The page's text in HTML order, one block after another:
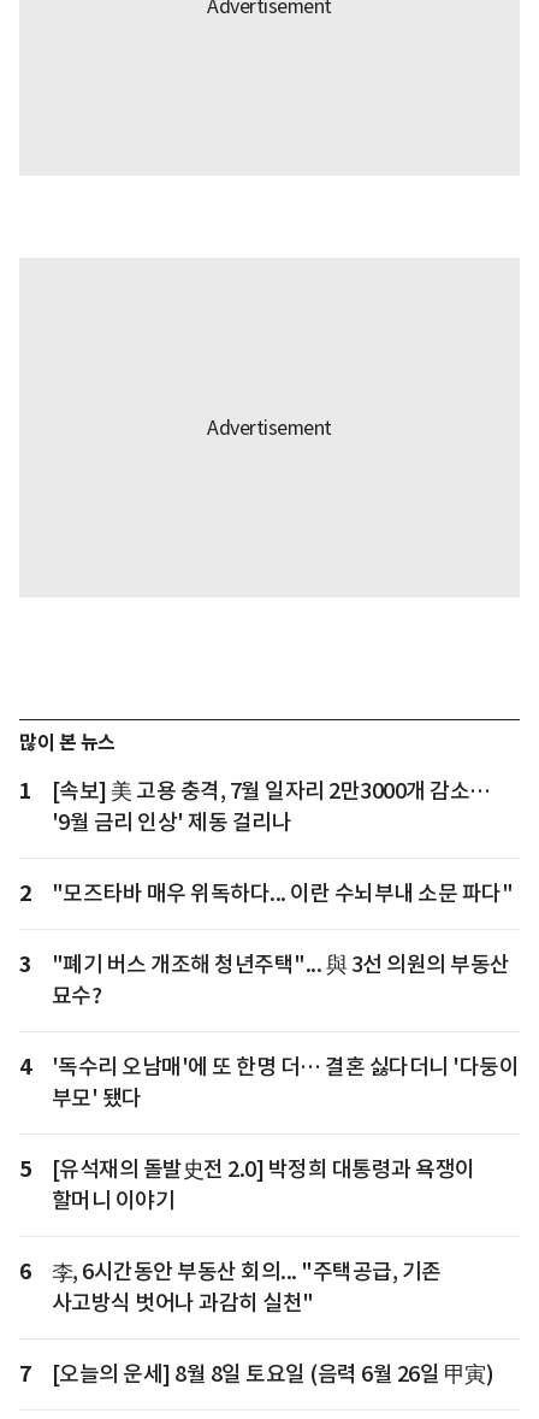
많이 본 뉴스
1
[속보] 美 고용 충격, 7월 일자리 2만3000개 감소…
'9월 금리 인상' 제동 걸리나
2 "모즈타바 매우 위독하다... 이란 수뇌부내 소문 파다"
3
"폐기 버스 개조해 청년주택"... 與 3선 의원의 부동산
묘수?
4
'독수리 오남매'에 또 한명 더… 결혼 싫다더니 '다둥이
부모' 됐다
5
[유석재의 돌발史전 2.0] 박정희 대통령과 욕쟁이
할머니 이야기
6
李, 6시간동안 부동산 회의... "주택공급, 기존
사고방식 벗어나 과감히 실천"
7 [오늘의 운세] 8월 8일 토요일 (음력 6월 26일 甲寅)